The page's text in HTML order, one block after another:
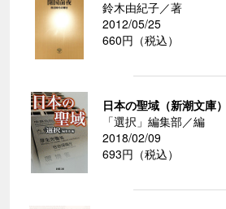
鈴木由紀子／著
2012/05/25
660円（税込）
日本の聖域（新潮文庫）
「選択」編集部／編
2018/02/09
693円（税込）